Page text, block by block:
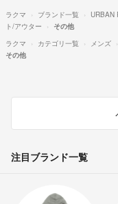
ラクマ ブランド一覧 URBAN
ト/アウター
その他
ラクマ
カテゴリ一覧 メンズ
その他
注目ブランド一覧